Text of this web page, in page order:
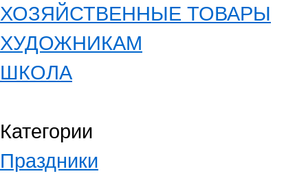
ХОЗЯЙСТВЕННЫЕ ТОВАРЫ
ХУДОЖНИКАМ
ШКОЛА
Категории
Праздники